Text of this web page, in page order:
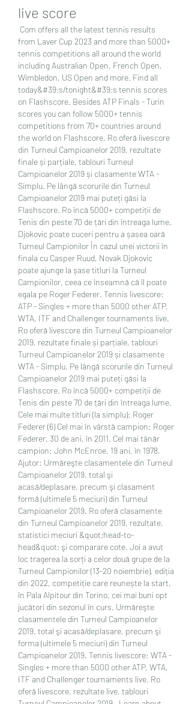
live score
from Laver Cup 2023 and more than 5000+
tennis competitions all around the world
including Australian Open, French Open,
Wimbledon, US Open and more. Find all
today&#39;s/tonight&#39;s tennis scores
on Flashscore. Besides ATP Finals - Turin
scores you can follow 5000+ tennis
competitions from 70+ countries around
the world on Flashscore. Ro oferă livescore
din Turneul Campioanelor 2019, rezultate
finale și parțiale, tablouri Turneul
Campioanelor 2019 și clasamente WTA -
Simplu. Pe lângă scorurile din Turneul
Campioanelor 2019 mai puteți găsi la
Flashscore. Ro încă 5000+ competiții de
Tenis din peste 70 de țări din întreaga lume.
Djokovic poate cuceri pentru a șasea oară
Turneul Campionilor În cazul unei victorii în
finala cu Casper Ruud, Novak Djokovic
poate ajunge la șase titluri la Turneul
Campionilor, ceea ce înseamnă că îl poate
egala pe Roger Federer. Tennis livescore:
ATP - Singles + more than 5000 other ATP,
WTA, ITF and Challenger tournaments live.
Ro oferă livescore din Turneul Campioanelor
2019, rezultate finale și parțiale, tablouri
Turneul Campioanelor 2019 și clasamente
WTA - Simplu. Pe lângă scorurile din Turneul
Campioanelor 2019 mai puteți găsi la
Flashscore. Ro încă 5000+ competiții de
Tenis din peste 70 de țări din întreaga lume.
Cele mai multe titluri (la simplu): Roger
Federer (6) Cel mai în vârstă campion: Roger
Federer, 30 de ani, în 2011. Cel mai tânăr
campion: John McEnroe, 19 ani, în 1978.
Ajutor: Urmăreşte clasamentele din Turneul
Campioanelor 2019, total şi
acasă/deplasare, precum şi clasament
formă (ultimele 5 meciuri) din Turneul
Campioanelor 2019. Ro oferă clasamente
din Turneul Campioanelor 2019, rezultate,
statistici meciuri &quot;head-to-
head&quot; şi comparare cote. Joi a avut
loc tragerea la sorți a celor două grupe de la
Turneul Campionilor (13-20 noiembrie), ediția
din 2022, competiție care reunește la start,
în Pala Alpitour din Torino, cei mai buni opt
jucători din sezonul în curs. Urmăreşte
clasamentele din Turneul Campioanelor
2019, total şi acasă/deplasare, precum şi
forma (ultimele 5 meciuri) din Turneul
Campioanelor 2019. Tennis livescore: WTA -
Singles + more than 5000 other ATP, WTA,
ITF and Challenger tournaments live. Ro
oferă livescore, rezultate live, tablouri